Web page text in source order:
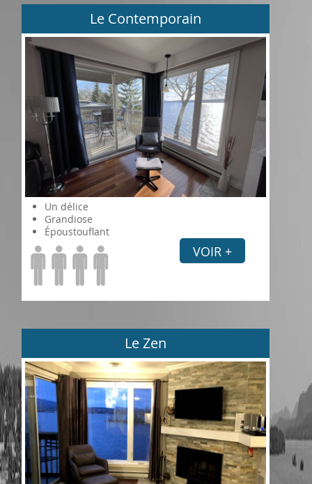
Le Contemporain
Un délice
Grandiose
Époustouflant
VOIR +
Le Zen